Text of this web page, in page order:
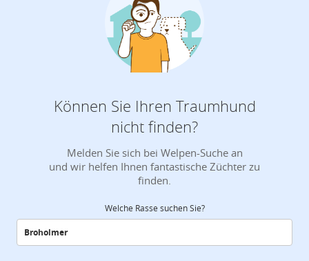
Können Sie Ihren Traumhund
nicht finden?
Melden Sie sich bei Welpen-Suche an
und wir helfen Ihnen fantastische Züchter zu
finden.
Welche Rasse suchen Sie?